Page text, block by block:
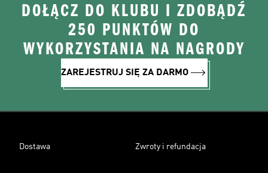
DOŁĄCZ DO KLUBU I ZDOBĄDŹ
250 PUNKTÓW DO
WYKORZYSTANIA NA NAGRODY
ZAREJESTRUJ SIĘ ZA DARMO
Dostawa Zwroty i refundacja